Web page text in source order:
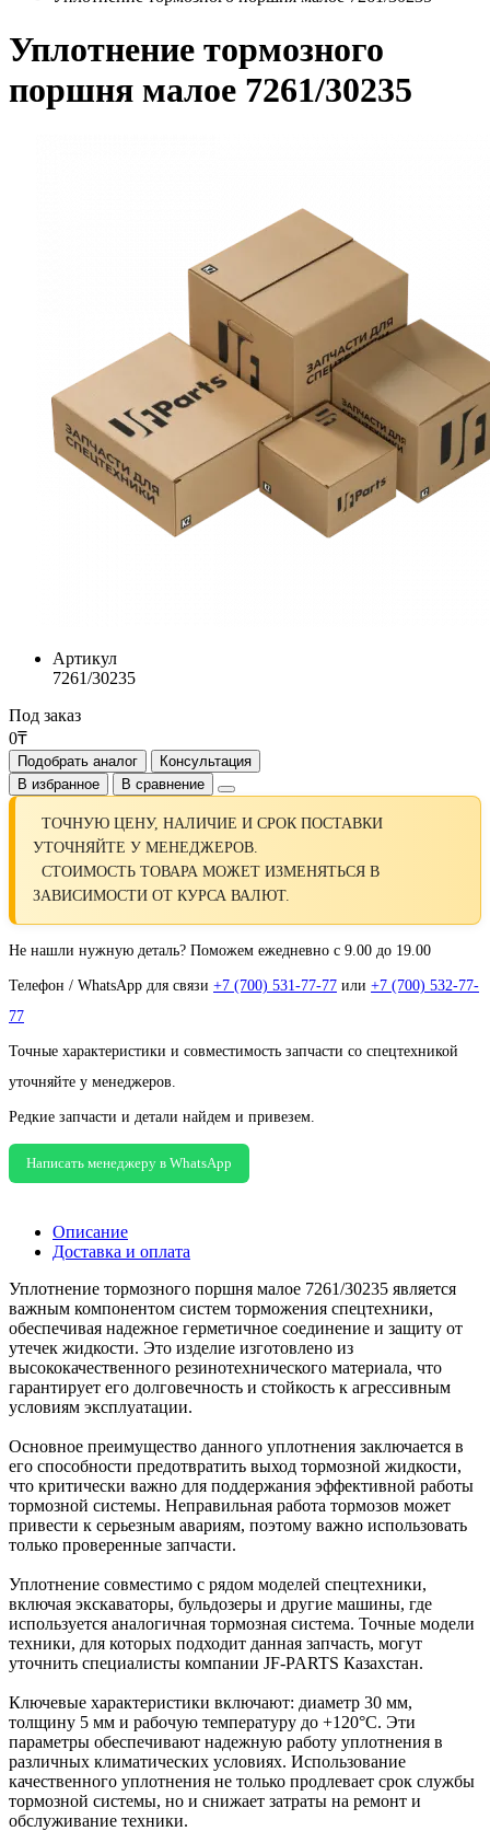
Уплотнение тормозного
поршня малое 7261/30235
Артикул
7261/30235
Под заказ
0₸
Подобрать аналог
Консультация
В избранное
В сравнение
ТОЧНУЮ ЦЕНУ, НАЛИЧИЕ И СРОК ПОСТАВКИ
УТОЧНЯЙТЕ У МЕНЕДЖЕРОВ.
СТОИМОСТЬ ТОВАРА МОЖЕТ ИЗМЕНЯТЬСЯ В
ЗАВИСИМОСТИ ОТ КУРСА ВАЛЮТ.
Не нашли нужную деталь? Поможем ежедневно с 9.00 до 19.00
Телефон / WhatsApp для связи +7 (700) 531-77-77 или +7 (700) 532-77-
77
Точные характеристики и совместимость запчасти со спецтехникой
уточняйте у менеджеров.
Редкие запчасти и детали найдем и привезем.
Написать менеджеру в WhatsApp
Описание
Доставка и оплата
Уплотнение тормозного поршня малое 7261/30235 является
важным компонентом систем торможения спецтехники,
обеспечивая надежное герметичное соединение и защиту от
утечек жидкости. Это изделие изготовлено из
высококачественного резинотехнического материала, что
гарантирует его долговечность и стойкость к агрессивным
условиям эксплуатации.
Основное преимущество данного уплотнения заключается в
его способности предотвратить выход тормозной жидкости,
что критически важно для поддержания эффективной работы
тормозной системы. Неправильная работа тормозов может
привести к серьезным авариям, поэтому важно использовать
только проверенные запчасти.
Уплотнение совместимо с рядом моделей спецтехники,
включая экскаваторы, бульдозеры и другие машины, где
используется аналогичная тормозная система. Точные модели
техники, для которых подходит данная запчасть, могут
уточнить специалисты компании JF-PARTS Казахстан.
Ключевые характеристики включают: диаметр 30 мм,
толщину 5 мм и рабочую температуру до +120°C. Эти
параметры обеспечивают надежную работу уплотнения в
различных климатических условиях. Использование
качественного уплотнения не только продлевает срок службы
тормозной системы, но и снижает затраты на ремонт и
обслуживание техники.